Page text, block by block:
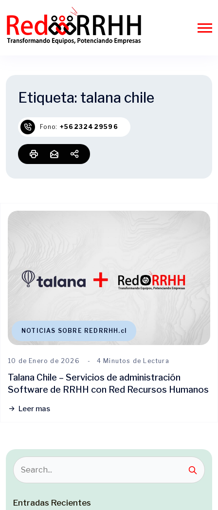
Etiqueta: talana chile
Fono: +56232429596
NOTICIAS SOBRE REDRRHH.cl
10 de Enero de 2026 4 Minutos de Lectura
Talana Chile – Servicios de administración
Software de RRHH con Red Recursos Humanos
Leer mas
Entradas Recientes